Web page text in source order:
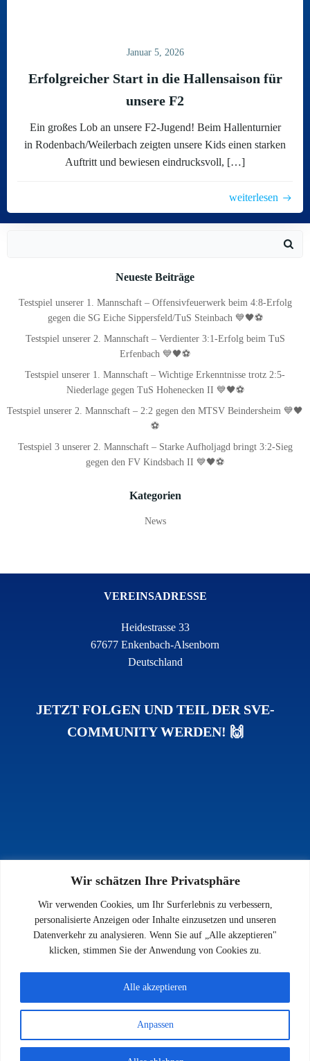
Wir schätzen Ihre Privatsphäre
Wir verwenden Cookies, um Ihr Surferlebnis zu verbessern,
personalisierte Anzeigen oder Inhalte einzusetzen und unseren
Datenverkehr zu analysieren. Wenn Sie auf „Alle akzeptieren"
klicken, stimmen Sie der Anwendung von Cookies zu.
Anpassen
Alle akzeptieren
Januar 5, 2026
Erfolgreicher Start in die Hallensaison für
unsere F2
Ein großes Lob an unsere F2-Jugend! Beim Hallenturnier
in Rodenbach/Weilerbach zeigten unsere Kids einen starken
Auftritt und bewiesen eindrucksvoll, […]
weiterlesen
Neueste Beiträge
Testspiel unserer 1. Mannschaft – Offensivfeuerwerk beim 4:8-Erfolg
gegen die SG Eiche Sippersfeld/TuS Steinbach 💙🖤⚽
Testspiel unserer 2. Mannschaft – Verdienter 3:1-Erfolg beim TuS
Erfenbach 💙🖤⚽
Testspiel unserer 1. Mannschaft – Wichtige Erkenntnisse trotz 2:5-
Niederlage gegen TuS Hohenecken II 💙🖤⚽
Testspiel unserer 2. Mannschaft – 2:2 gegen den MTSV Beindersheim 💙🖤
⚽
Testspiel 3 unserer 2. Mannschaft – Starke Aufholjagd bringt 3:2-Sieg
gegen den FV Kindsbach II 💙🖤⚽
Kategorien
News
VEREINSADRESSE
Heidestrasse 33
67677 Enkenbach-Alsenborn
Deutschland
JETZT FOLGEN UND TEIL DER SVE-
COMMUNITY WERDEN! 🙌
INFOS
Impressum
Datenschutz
Kontakt
© 2026 SV 1923 Enkenbach e.V.